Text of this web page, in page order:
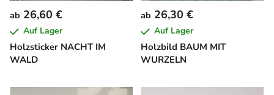
Holzsticker NACHT IM
WALD
ab 26,60 €
Auf Lager
Holzbild BAUM MIT
WURZELN
ab 26,30 €
Auf Lager